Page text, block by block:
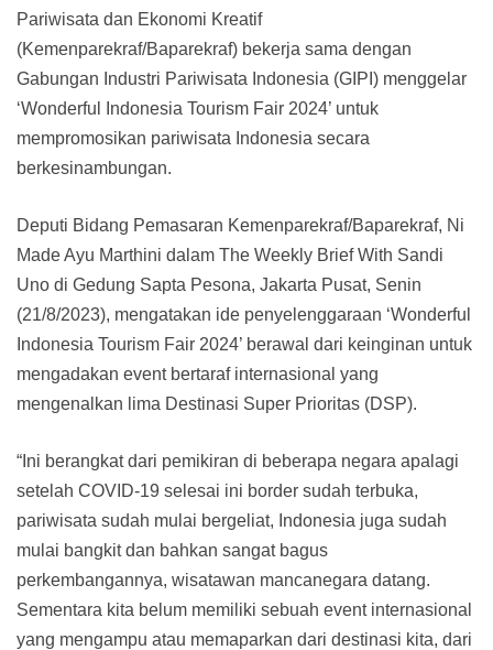
Pariwisata dan Ekonomi Kreatif
(Kemenparekraf/Baparekraf) bekerja sama dengan
Gabungan Industri Pariwisata Indonesia (GIPI) menggelar
‘Wonderful Indonesia Tourism Fair 2024’ untuk
mempromosikan pariwisata Indonesia secara
berkesinambungan.
Deputi Bidang Pemasaran Kemenparekraf/Baparekraf, Ni
Made Ayu Marthini dalam The Weekly Brief With Sandi
Uno di Gedung Sapta Pesona, Jakarta Pusat, Senin
(21/8/2023), mengatakan ide penyelenggaraan ‘Wonderful
Indonesia Tourism Fair 2024’ berawal dari keinginan untuk
mengadakan event bertaraf internasional yang
mengenalkan lima Destinasi Super Prioritas (DSP).
“Ini berangkat dari pemikiran di beberapa negara apalagi
setelah COVID-19 selesai ini border sudah terbuka,
pariwisata sudah mulai bergeliat, Indonesia juga sudah
mulai bangkit dan bahkan sangat bagus
perkembangannya, wisatawan mancanegara datang.
Sementara kita belum memiliki sebuah event internasional
yang mengampu atau memaparkan dari destinasi kita, dari